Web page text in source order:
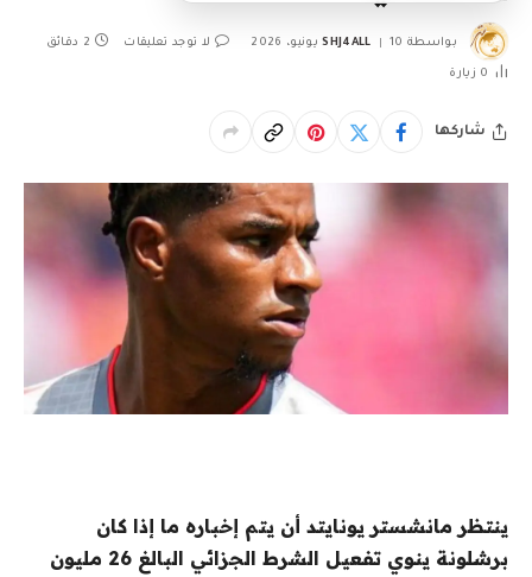
بواسطة SHJ4ALL 10 يونيو، 2026 لا توجد تعليقات 2 دقائق
0 زيارة
شاركها
ينتظر مانشستر يونايتد أن يتم إخباره ما إذا كان
برشلونة ينوي تفعيل الشرط الجزائي البالغ 26 مليون